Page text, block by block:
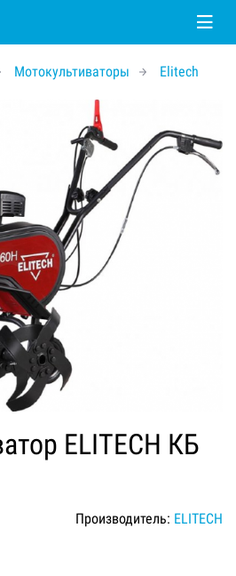
Мотокультиваторы Elitech
ELITECH КБ
Производитель: ELITECH